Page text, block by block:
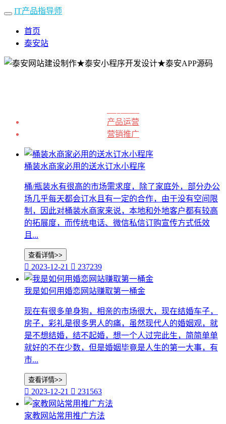
IT产品指导师
首页
泰安站
产品运营
营销推广
桶装水商家必用的送水订水小程序
桶/瓶装水有很高的市场需求度，除了家庭外，部分办公
场几乎每天都会订水且有一定的合作，由于没有空间限
制，因此对桶装水商家来说，本地和外地客户都有较高
的拓展度，而传统电话、微信私信订购宣传方式低效
且...
查看详情>>
 2023-12-21  237239
我是如何用婚恋网站赚取第一桶金
现在有很多单身狗，相亲的市场很大，现在结婚车子，
房子，彩礼是很多男人的痛，虽然现代人的婚姻观，就
是不想结婚，结不起婚，想一个人过完此生，简简单单
就好的不在少数，但是婚姻毕竟是人生的第一大事，有
市...
查看详情>>
 2023-12-21  231563
家教网站常用推广方法